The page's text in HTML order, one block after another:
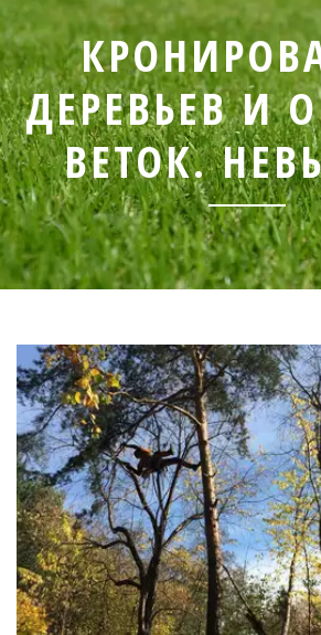
ДЕРЕВЬЕВ И
ВЕТОК.